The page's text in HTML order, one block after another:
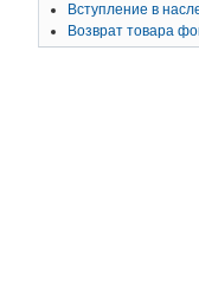
Вступление в
Возврат товара